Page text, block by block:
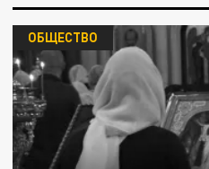
ОБЩЕСТВО